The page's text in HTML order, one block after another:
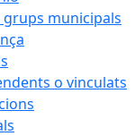
municipals
o vinculats